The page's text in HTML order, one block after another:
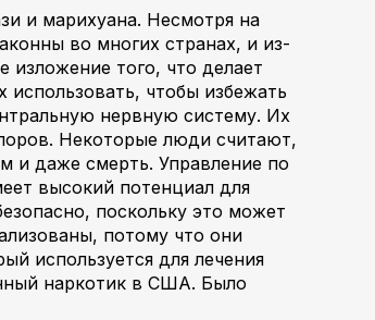
и марихуана. Несмотря на
во многих странах, и из-
того, что делает
чтобы избежать
нервную систему. Их
Некоторые люди считают,
и даже смерть. Управление по
высокий потенциал для
поскольку это может
потому что они
используется для лечения
наркотик в США. Было